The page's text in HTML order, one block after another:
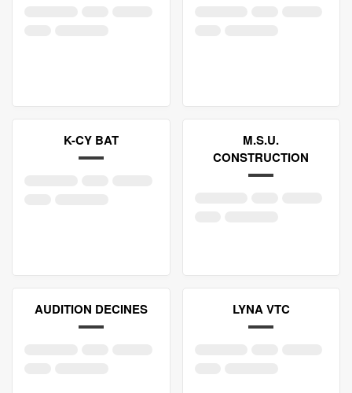
K-CY BAT
M.S.U.
CONSTRUCTION
AUDITION DECINES LYNA VTC